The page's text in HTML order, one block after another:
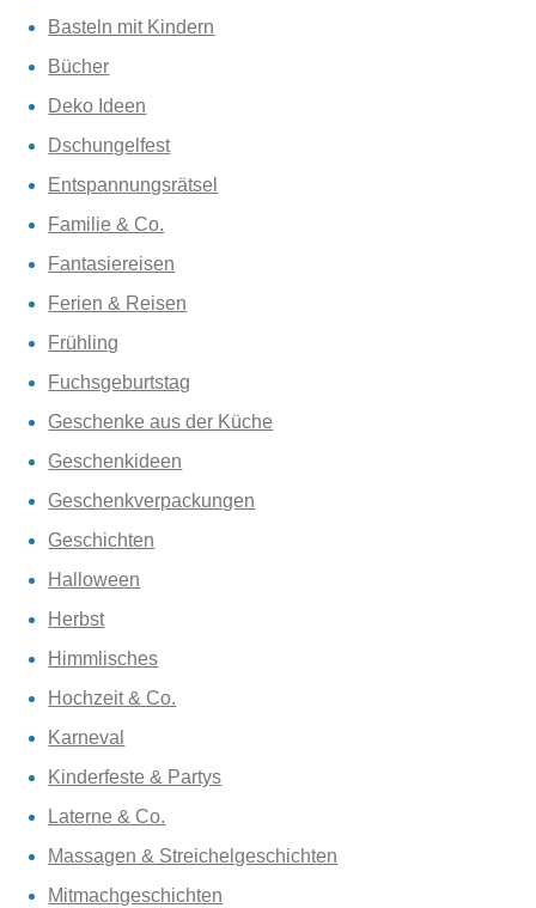
Basteln mit Kindern
Bücher
Deko Ideen
Dschungelfest
Entspannungsrätsel
Familie & Co.
Fantasiereisen
Ferien & Reisen
Frühling
Fuchsgeburtstag
Geschenke aus der Küche
Geschenkideen
Geschenkverpackungen
Geschichten
Halloween
Herbst
Himmlisches
Hochzeit & Co.
Karneval
Kinderfeste & Partys
Laterne & Co.
Massagen & Streichelgeschichten
Mitmachgeschichten